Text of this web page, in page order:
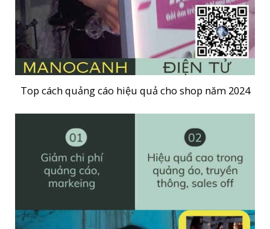
Top cách quảng cáo hiệu quả cho shop năm 2024